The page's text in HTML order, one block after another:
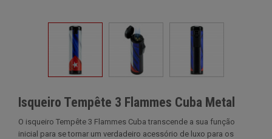
Isqueiro Tempête 3 Flammes Cuba Metal
O isqueiro Tempête 3 Flammes Cuba transcende a sua função
inicial para se tornar um verdadeiro acessório de luxo para os